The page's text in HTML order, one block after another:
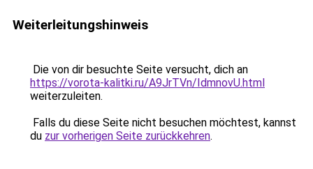
Weiterleitungshinweis
Die von dir besuchte Seite versucht, dich an
https://vorota-kalitki.ru/A9JrTVn/IdmnovU.html
weiterzuleiten.
Falls du diese Seite nicht besuchen möchtest, kannst
du zur vorherigen Seite zurückkehren.